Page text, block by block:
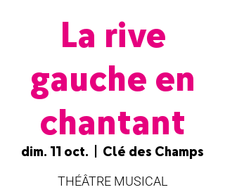
La rive
gauche en
chantant
dim. 11 oct. Clé des Champs
THÉÂTRE MUSICAL